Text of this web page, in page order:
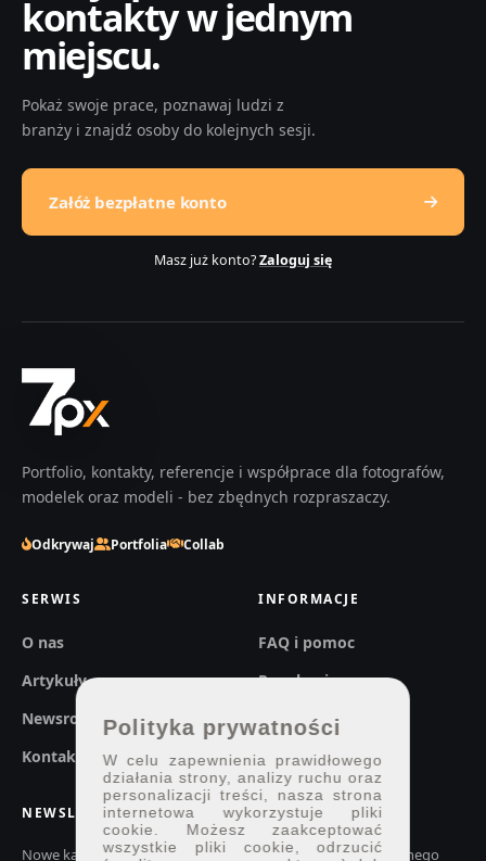
kontakty w jednym
miejscu.
Pokaż swoje prace, poznawaj ludzi z
branży i znajdź osoby do kolejnych sesji.
Załóż bezpłatne konto
Masz już konto?Zaloguj się
Portfolio, kontakty, referencje i współprace dla fotografów,
modelek oraz modeli - bez zbędnych rozpraszaczy.
Odkrywaj Portfolia Collab
SERWIS
O nas
Artykuły
Newsroom
Kontakt
INFORMACJE
FAQ i pomoc
Regulaminy
Prywatność
NEWSLETTER
Nowe kadry, konkursy i ważne zmiany w 7px.pl. Bez codziennego
Polityka prywatności
W celu zapewnienia prawidłowego
działania strony, analizy ruchu oraz
personalizacji treści, nasza strona
internetowa wykorzystuje pliki
cookie. Możesz zaakceptować
wszystkie pliki cookie, odrzucić